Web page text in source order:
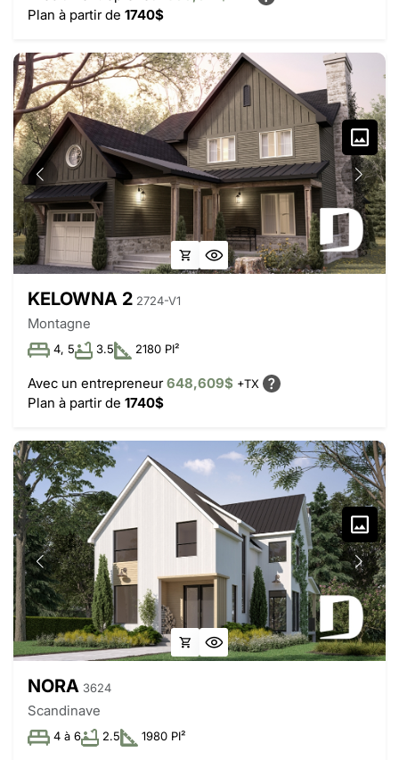
Plan à partir de 1740$
KELOWNA 2 2724-V1
Montagne
4, 5 3.5 2180 PI²
Avec un entrepreneur648,609$ +TX
Plan à partir de 1740$
NORA 3624
Scandinave
4 à 6 2.5 1980 PI²